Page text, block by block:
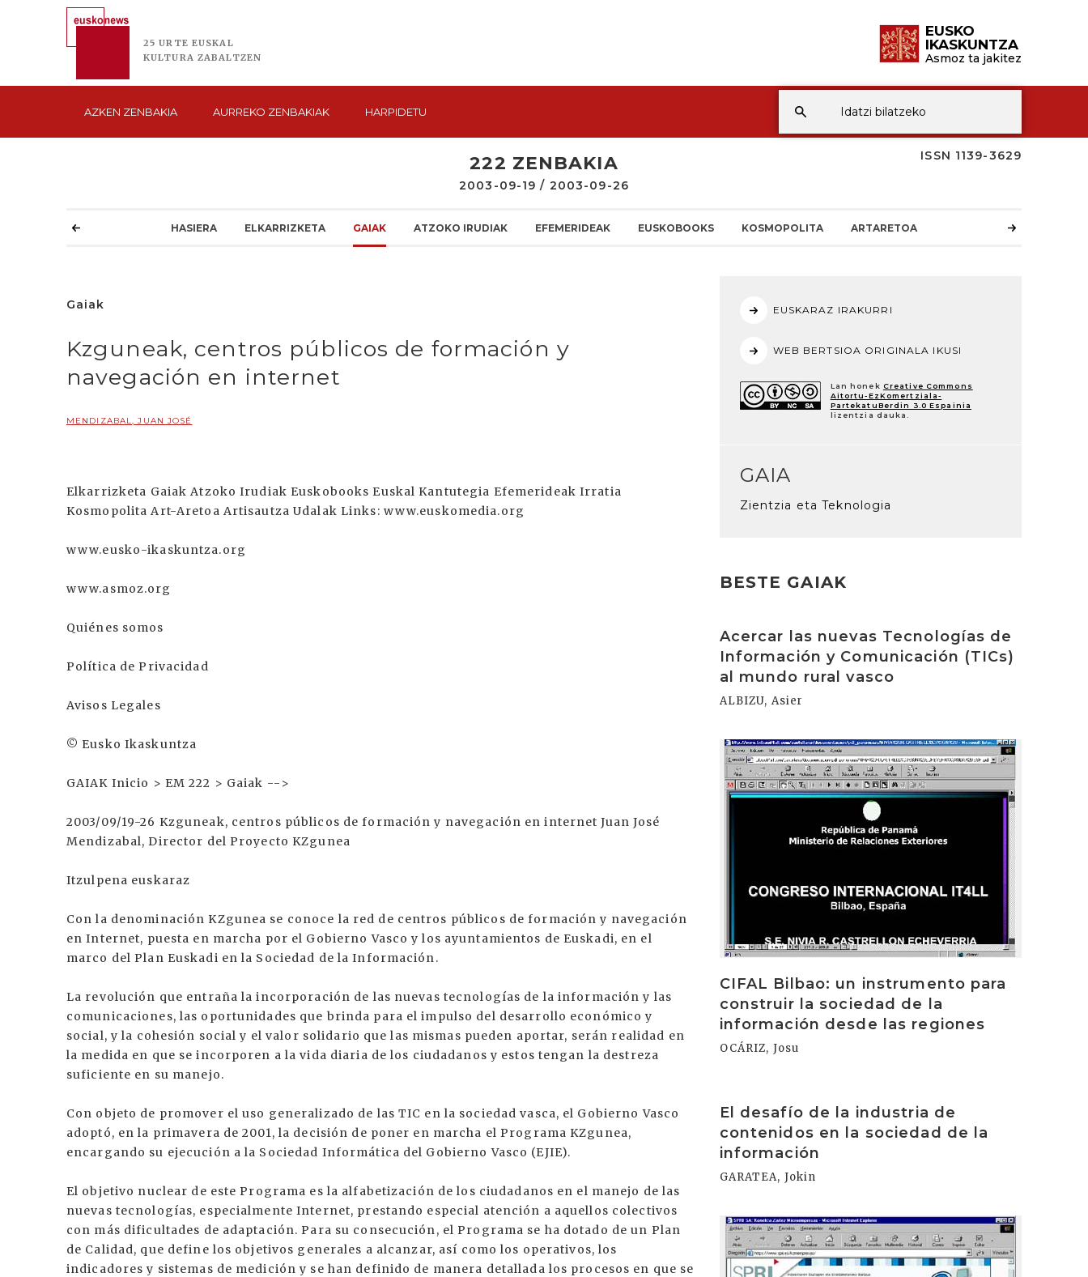
25 URTE EUSKAL
KULTURA ZABALTZEN
EUSKO
IKASKUNTZA
Asmoz ta jakitez
AZKEN ZENBAKIA AURREKO ZENBAKIAK HARPIDETU
ISSN 1139-3629
222 ZENBAKIA
2003-09-19 / 2003-09-26
HASIERA ELKARRIZKETA GAIAK ATZOKO IRUDIAK EFEMERIDEAK EUSKOBOOKS KOSMOPOLITA ARTARETOA
Gaiak
Kzguneak, centros públicos de formación y
navegación en internet
MENDIZABAL, JUAN JOSÉ
Elkarrizketa Gaiak Atzoko Irudiak Euskobooks Euskal Kantutegia Efemerideak Irratia
Kosmopolita Art-Aretoa Artisautza Udalak Links: www.euskomedia.org
www.eusko-ikaskuntza.org
www.asmoz.org
Quiénes somos
Política de Privacidad
Avisos Legales
© Eusko Ikaskuntza
GAIAK Inicio > EM 222 > Gaiak -->
2003/09/19-26 Kzguneak, centros públicos de formación y navegación en internet Juan José
Mendizabal, Director del Proyecto KZgunea
Itzulpena euskaraz
Con la denominación KZgunea se conoce la red de centros públicos de formación y navegación
en Internet, puesta en marcha por el Gobierno Vasco y los ayuntamientos de Euskadi, en el
marco del Plan Euskadi en la Sociedad de la Información.
La revolución que entraña la incorporación de las nuevas tecnologías de la información y las
comunicaciones, las oportunidades que brinda para el impulso del desarrollo económico y
social, y la cohesión social y el valor solidario que las mismas pueden aportar, serán realidad en
la medida en que se incorporen a la vida diaria de los ciudadanos y estos tengan la destreza
suficiente en su manejo.
Con objeto de promover el uso generalizado de las TIC en la sociedad vasca, el Gobierno Vasco
adoptó, en la primavera de 2001, la decisión de poner en marcha el Programa KZgunea,
encargando su ejecución a la Sociedad Informática del Gobierno Vasco (EJIE).
El objetivo nuclear de este Programa es la alfabetización de los ciudadanos en el manejo de las
nuevas tecnologías, especialmente Internet, prestando especial atención a aquellos colectivos
con más dificultades de adaptación. Para su consecución, el Programa se ha dotado de un Plan
de Calidad, que define los objetivos generales a alcanzar, así como los operativos, los
indicadores y sistemas de medición y se han definido de manera detallada los procesos en que se
EUSKARAZ IRAKURRI
WEB BERTSIOA ORIGINALA IKUSI
Lan honek Creative Commons
Aitortu-EzKomertziala-
PartekatuBerdin 3.0 Espainia
lizentzia dauka.
GAIA
Zientzia eta Teknologia
BESTE GAIAK
Acercar las nuevas Tecnologías de
Información y Comunicación (TICs)
al mundo rural vasco
ALBIZU, Asier
CIFAL Bilbao: un instrumento para
construir la sociedad de la
información desde las regiones
OCÁRIZ, Josu
Irakurri
El desafío de la industria de
contenidos en la sociedad de la
información
GARATEA, Jokin
Irakurri